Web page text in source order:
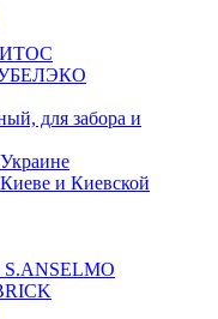
для забора и
и Киевской
S.ANSELMO